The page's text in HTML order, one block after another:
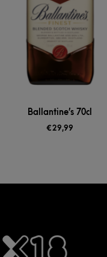
Ballantine’s 70cl
€29,99